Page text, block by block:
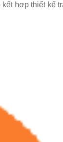
hợp thiết kế